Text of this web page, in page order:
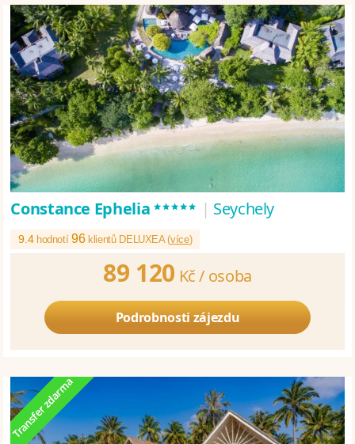
Constance Ephelia***** | Seychely
9.4 hodnotí96klientů DELUXEA (více)
89 120 Kč / osoba
Podrobnosti zájezdu